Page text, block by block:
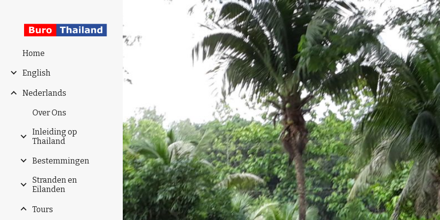
Skip to main content Skip to
Home
English
Nederlands
Over Ons
Inleiding op
Thailand
Bestemmingen
Stranden en
Eilanden
Tours